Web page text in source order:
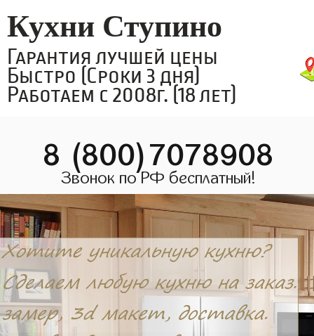
Кухни Ступино
Гарантия лучшей цены
Быстро (Сроки 3 дня)
Работаем с 2008г. (18 лет)
8 (800)7078908
Звонок по РФ бесплатный!